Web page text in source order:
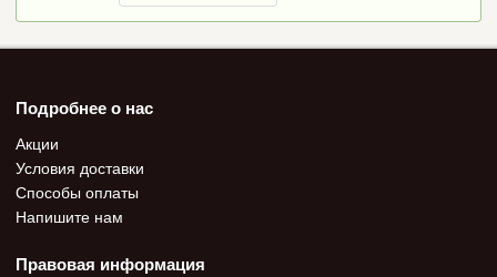
Подробнее о нас
Акции
Условия доставки
Способы оплаты
Напишите нам
Правовая информация